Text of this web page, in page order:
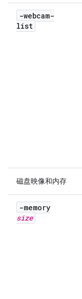
-webcam-
list
磁盘映像和内存
-memory
size